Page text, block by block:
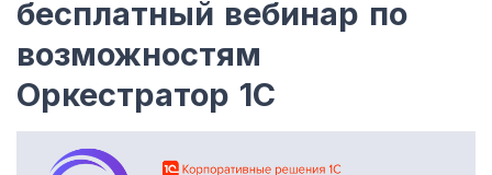
бесплатный вебинар по
возможностям
Оркестратор 1С